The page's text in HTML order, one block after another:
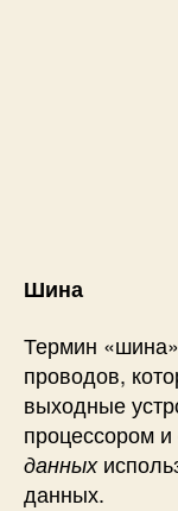
Шина
Термин «шина»
проводов,
выходные
процессором
данных
данных.